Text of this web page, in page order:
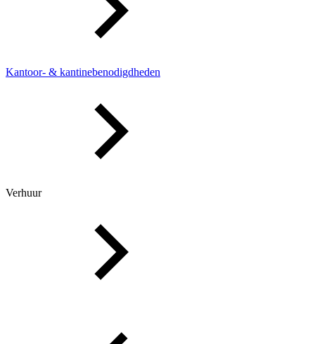
Kantoor- & kantinebenodigdheden
Verhuur